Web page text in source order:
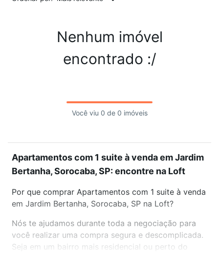
Nenhum imóvel
encontrado :/
Você viu 0 de 0 imóveis
Apartamentos com 1 suite à venda em Jardim
Bertanha, Sorocaba, SP: encontre na Loft
Por que comprar Apartamentos com 1 suite à venda
em Jardim Bertanha, Sorocaba, SP na Loft?
Nós te ajudamos durante toda a negociação para
você realizar uma compra segura e descomplicada.
Seja em um bairro mais residencial ou perto do